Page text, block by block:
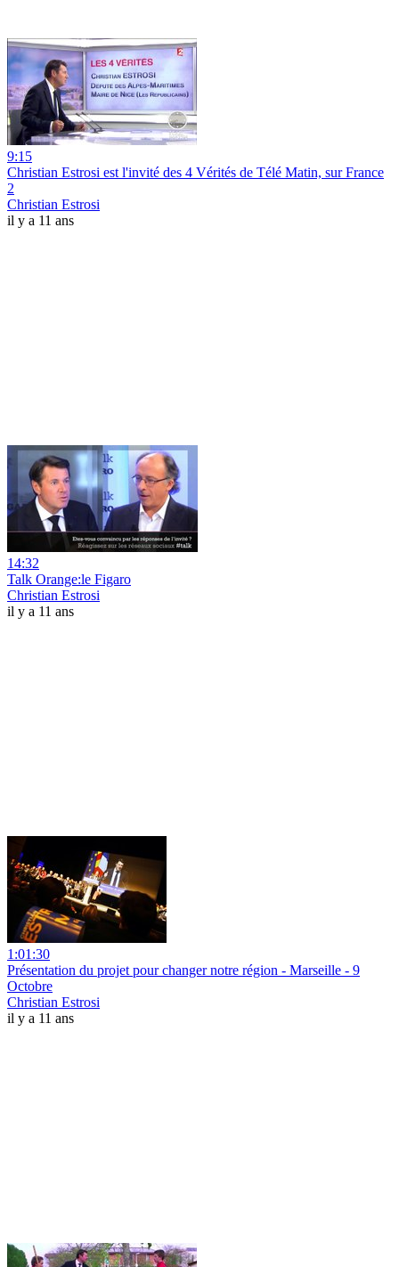
9:15
Christian Estrosi est l'invité des 4 Vérités de Télé Matin, sur France
2
Christian Estrosi
il y a 11 ans
14:32
Talk Orange:le Figaro
Christian Estrosi
il y a 11 ans
1:01:30
Présentation du projet pour changer notre région - Marseille - 9
Octobre
Christian Estrosi
il y a 11 ans